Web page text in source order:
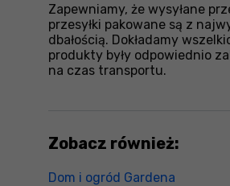
Zapewniamy, że wysyłane
przesyłki pakowane są z
dbałością. Dokładamy
produkty były odpowiednio
na czas transportu.
Zobacz również:
Dom i ogród Gardena